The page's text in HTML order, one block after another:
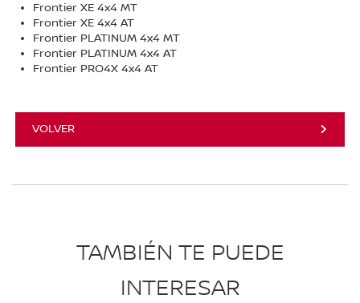
Frontier XE 4x4 MT
Frontier XE 4x4 AT
Frontier PLATINUM 4x4 MT
Frontier PLATINUM 4x4 AT
Frontier PRO4X 4x4 AT
VOLVER
TAMBIÉN TE PUEDE
INTERESAR